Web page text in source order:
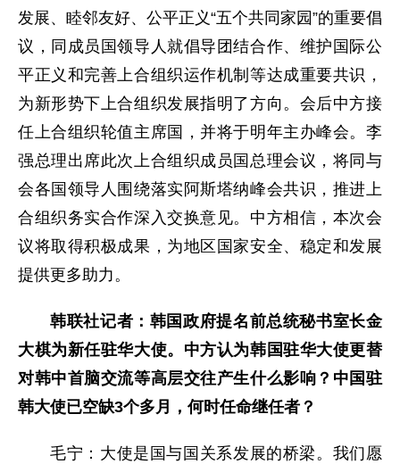
发展、睦邻友好、公平正义“五个共同家园”的重要倡
议，同成员国领导人就倡导团结合作、维护国际公
平正义和完善上合组织运作机制等达成重要共识，
为新形势下上合组织发展指明了方向。会后中方接
任上合组织轮值主席国，并将于明年主办峰会。李
强总理出席此次上合组织成员国总理会议，将同与
会各国领导人围绕落实阿斯塔纳峰会共识，推进上
合组织务实合作深入交换意见。中方相信，本次会
议将取得积极成果，为地区国家安全、稳定和发展
提供更多助力。
韩联社记者：韩国政府提名前总统秘书室长金
大棋为新任驻华大使。中方认为韩国驻华大使更替
对韩中首脑交流等高层交往产生什么影响？中国驻
韩大使已空缺3个多月，何时任命继任者？
毛宁：大使是国与国关系发展的桥梁。我们愿